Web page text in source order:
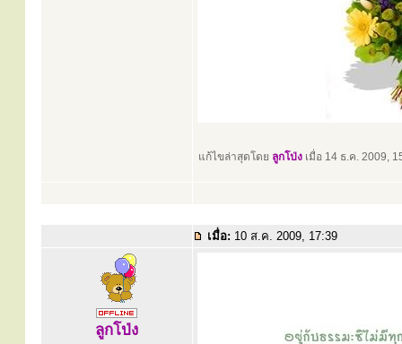
แก้ไขล่าสุดโดย ลูกโป่ง เมื่อ 14 ธ.ค. 2009,
เมื่อ: 10 ส.ค. 2009, 17:39
ลูกโป่ง